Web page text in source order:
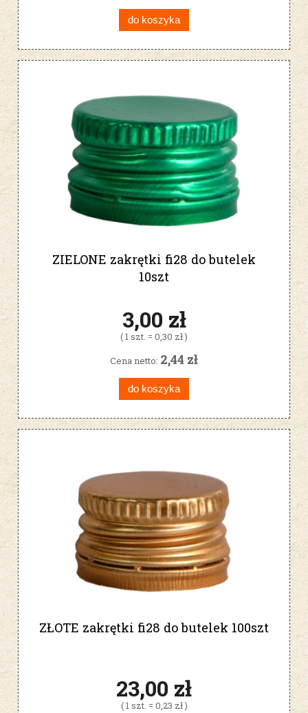
do koszyka
ZIELONE zakrętki fi28 do butelek
10szt
3,00 zł
( 1 szt. = 0,30 zł )
Cena netto: 2,44 zł
do koszyka
ZŁOTE zakrętki fi28 do butelek 100szt
23,00 zł
( 1 szt. = 0,23 zł )